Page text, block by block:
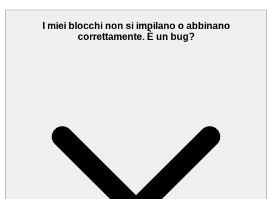
I miei blocchi non si impilano o abbinano
correttamente. È un bug?